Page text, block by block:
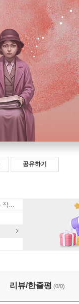
공유하기
뮤지컬 〈휴남동 서점〉X 황보름 작가 북토크
리뷰/한줄평 (0/0)